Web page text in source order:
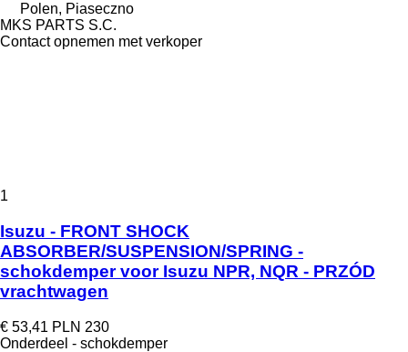
Polen, Piaseczno
MKS PARTS S.C.
Contact opnemen met verkoper
1
Isuzu - FRONT SHOCK
ABSORBER/SUSPENSION/SPRING -
schokdemper voor Isuzu NPR, NQR - PRZÓD
vrachtwagen
€ 53,41 PLN 230
Onderdeel - schokdemper